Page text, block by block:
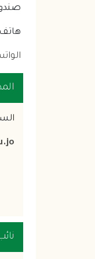
صندوق بريد:
الواتس اب